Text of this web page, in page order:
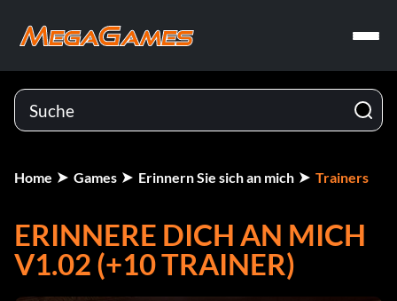
Home Games Erinnern Sie sich an mich Trainers
ERINNERE DICH AN MICH
V1.02 (+10 TRAINER)